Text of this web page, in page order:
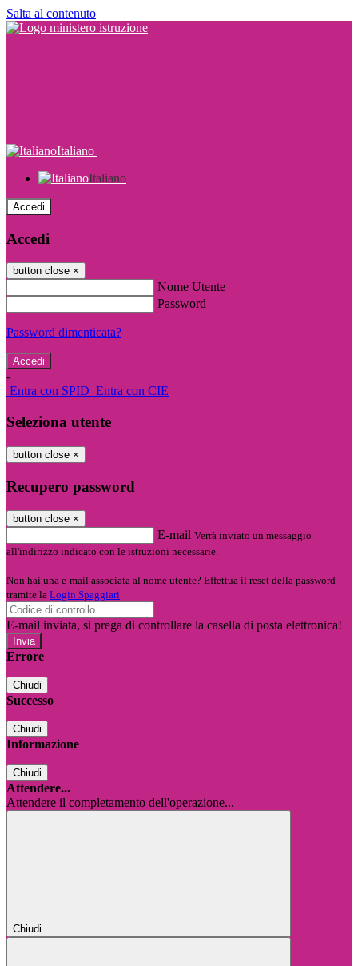
Salta al contenuto
Italiano
Italiano
Accedi
Accedi
button close ×
Nome Utente
Password
Password dimenticata?
-
Entra con SPID Entra con CIE
Seleziona utente
button close ×
Recupero password
button close ×
E-mail Verrà inviato un messaggio
all'indirizzo indicato con le istruzioni necessarie.
Non hai una e-mail associata al nome utente? Effettua il reset della password
tramite la Login Spaggiari
E-mail inviata, si prega di controllare la casella di posta elettronica!
Errore
Chiudi
Successo
Chiudi
Informazione
Chiudi
Attendere...
Attendere il completamento dell'operazione...
Chiudi